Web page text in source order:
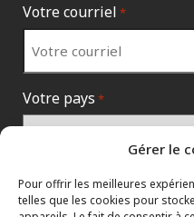
Gérer le
Pour offrir les meilleures
telles que les cookies pour
Votre courriel *
Votre pays *